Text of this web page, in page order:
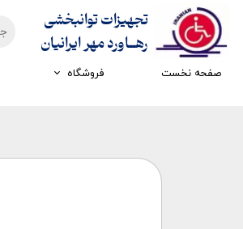
تجهیزات توانبخشی
​​​​​​​رهــاورد مهر ایرانیان
صفحه نخست فروشگاه
تجهیزات کار درمانی